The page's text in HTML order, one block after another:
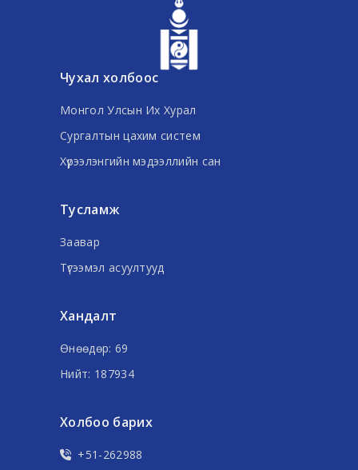
Чухал холбоос
Монгол Улсын Их Хурал
Сургалтын цахим систем
Хүрээлэнгийн мэдээллийн сан
Тусламж
Заавар
Түгээмэл асуултууд
Хандалт
Өнөөдөр: 69
Нийт: 187934
Холбоо барих
+51-262988